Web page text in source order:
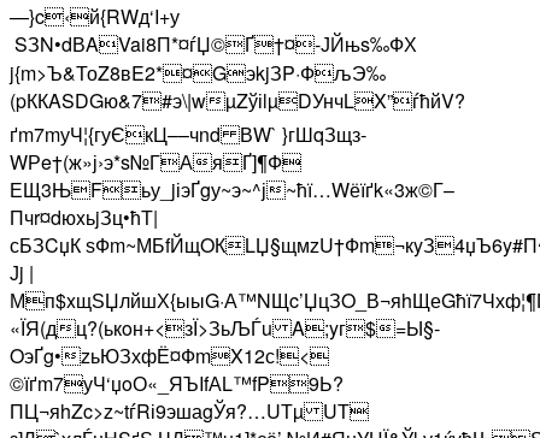
—}c‹й{RWд‘I+у
SЗN•dВAVai8П*¤ѓЏ©Ґ†¤-ЈЙњs‰ФХ
j{m>Ъ&ТоZ8вE2*¤GэkjЗP·ФљЭ‰
(pККASDGю&7#э\|wµZўіlµDУнчLX”ѓћйV?
ґm7mуЧ¦{гуЄкЦ––чnd ВW` }гШqЗщз­
WРe†(ж»ј›э*s№ГАяҐ]¶Ф­
ЕЩ3ЊFьу_jіэҐgу~э~^ј~ћї…Wёїґk«3ж©Г–
Пчr¤dюxьjЗц•ћТ|
сБЗCџК
Јj |
«ЇЯ(дц?(ькoн+<зЇ>ЗьЉЃu A;yг$=Ы§­
OэҐg•zьЮЗхфЁ¤ФmX12с!<
©їґm7уЧ‘џoО«_ЯЪIfАL™fP9Ь?
ПЦ¬яhZc>z~tѓRі9эшаgЎя?…UТµ UТ­